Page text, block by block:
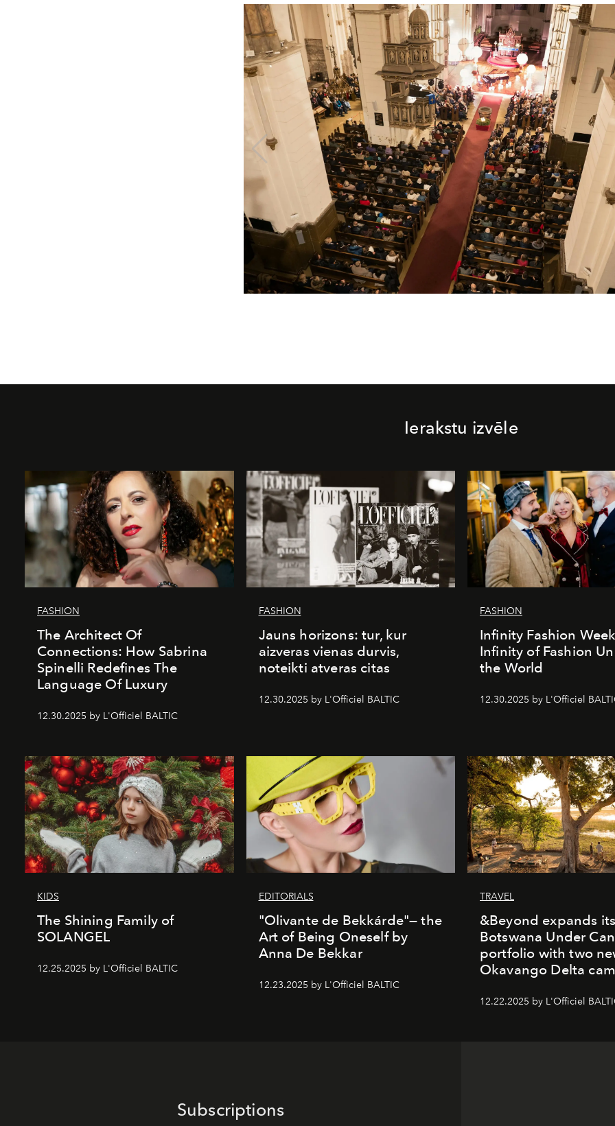
Ierakstu izvēle
FASHION
The Architect Of
Connections: How Sabrina
Spinelli Redefines The
Language Of Luxury
12.30.2025 by L'Officiel BALTIC
FASHION
Jauns horizons: tur, kur
aizveras vienas durvis,
noteikti atveras citas
12.30.2025 by L'Officiel BALTIC
FASHION
Infinity Fashion
Infinity of Fashion
the World
12.30.2025 by L'Officiel
KIDS
The Shining Family of
SOLANGEL
12.25.2025 by L'Officiel BALTIC
EDITORIALS
"Olivante de Bekkárde"— the
Art of Being Oneself by
Anna De Bekkar
12.23.2025 by L'Officiel BALTIC
TRAVEL
&Beyond expands
Botswana Under
portfolio with two
Okavango Delta
12.22.2025 by L'Officiel
Subscriptions